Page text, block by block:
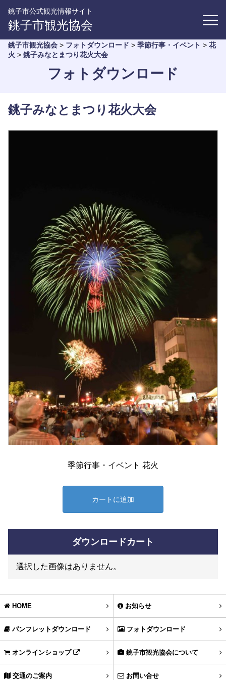
銚子市公式観光情報サイト
銚子市観光協会
銚子市観光協会 > フォトダウンロード > 季節行事・イベント > 花
火 > 銚子みなとまつり花火大会
フォトダウンロード
銚子みなとまつり花火大会
季節行事・イベント 花火
カートに追加
ダウンロードカート
選択した画像はありません。
HOME お知らせ
パンフレットダウンロード フォトダウンロード
オンラインショップ 銚子市観光協会について
交通のご案内 お問い合せ